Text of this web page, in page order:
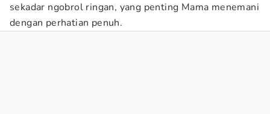
sekadar ngobrol ringan, yang penting Mama menemani
dengan perhatian penuh.